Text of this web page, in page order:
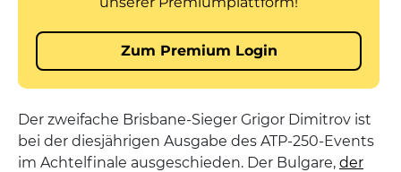
Der zweifache Brisbane-Sieger Grigor Dimitrov ist
bei der diesjährigen Ausgabe des ATP-250-Events
im Achtelfinale ausgeschieden. Der Bulgare, der